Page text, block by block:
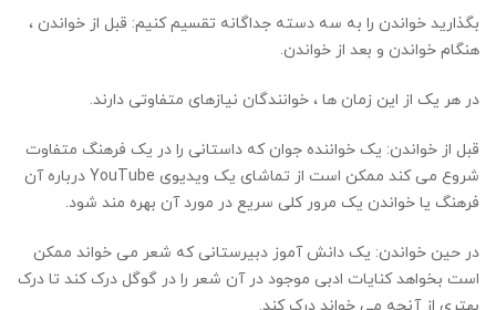
بگذارید خواندن را به سه دسته جداگانه تقسیم کنیم: قبل از خواندن ،
هنگام خواندن و بعد از خواندن.
در هر یک از این زمان ها ، خوانندگان نیازهای متفاوتی دارند.
قبل از خواندن: یک خواننده جوان که داستانی را در یک فرهنگ متفاوت
شروع می کند ممکن است از تماشای یک ویدیوی YouTube درباره آن
فرهنگ یا خواندن یک مرور کلی سریع در مورد آن بهره مند شود.
در حین خواندن: یک دانش آموز دبیرستانی که شعر می خواند ممکن
است بخواهد کنایات ادبی موجود در آن شعر را در گوگل درک کند تا درک